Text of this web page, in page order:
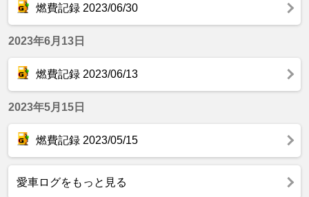
燃費記録 2023/06/30
2023年6月13日
燃費記録 2023/06/13
2023年5月15日
燃費記録 2023/05/15
愛車ログをもっと見る